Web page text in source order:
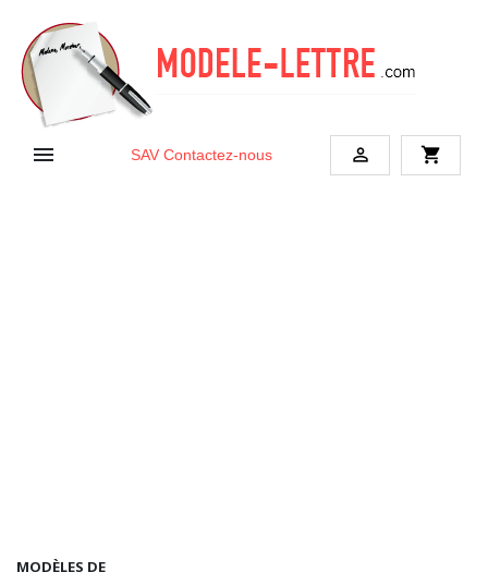
 SAV Contactez-nous  shopping_cart
MODÈLES DE